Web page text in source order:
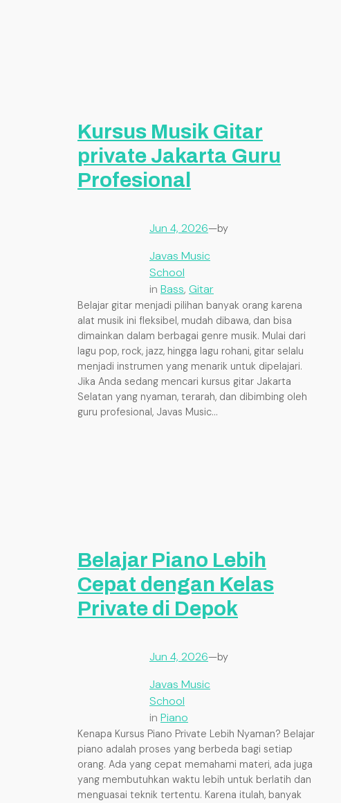
Kursus Musik Gitar
private Jakarta Guru
Profesional
Jun 4, 2026—by
Javas Music
School
in Bass, Gitar
Belajar gitar menjadi pilihan banyak orang karena
alat musik ini fleksibel, mudah dibawa, dan bisa
dimainkan dalam berbagai genre musik. Mulai dari
lagu pop, rock, jazz, hingga lagu rohani, gitar selalu
menjadi instrumen yang menarik untuk dipelajari.
Jika Anda sedang mencari kursus gitar Jakarta
Selatan yang nyaman, terarah, dan dibimbing oleh
guru profesional, Javas Music…
Belajar Piano Lebih
Cepat dengan Kelas
Private di Depok
Jun 4, 2026—by
Javas Music
School
in Piano
Kenapa Kursus Piano Private Lebih Nyaman? Belajar
piano adalah proses yang berbeda bagi setiap
orang. Ada yang cepat memahami materi, ada juga
yang membutuhkan waktu lebih untuk berlatih dan
menguasai teknik tertentu. Karena itulah, banyak